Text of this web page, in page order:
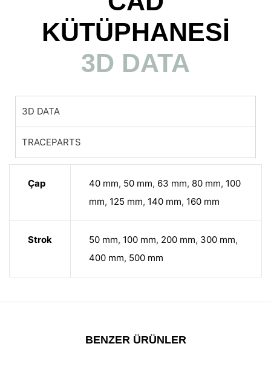
KÜTÜPHANESİ
3D DATA
3D DATA
TRACEPARTS
Çap 40 mm, 50 mm, 63 mm, 80 mm, 100
mm, 125 mm, 140 mm, 160 mm
Strok 50 mm, 100 mm, 200 mm, 300 mm,
400 mm, 500 mm
BENZER ÜRÜNLER